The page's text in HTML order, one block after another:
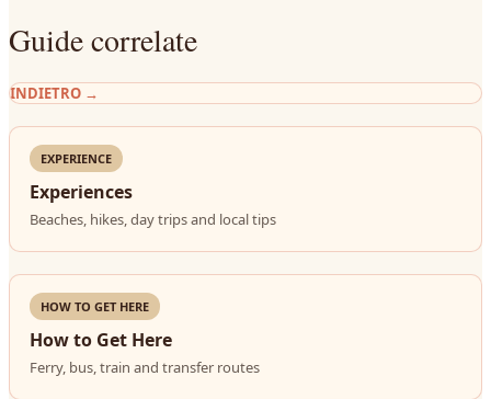
Guide correlate
INDIETRO →
EXPERIENCE
Experiences
Beaches, hikes, day trips and local tips
HOW TO GET HERE
How to Get Here
Ferry, bus, train and transfer routes